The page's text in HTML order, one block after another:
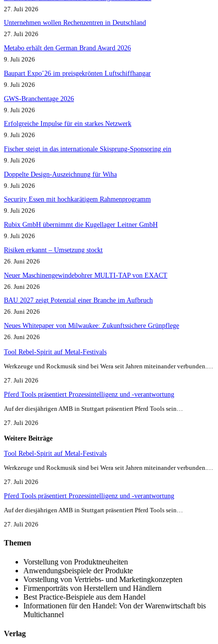
27. Juli 2026
Unternehmen wollen Rechenzentren in Deutschland
27. Juli 2026
Metabo erhält den German Brand Award 2026
9. Juli 2026
Baupart Expo’26 im preisgekrönten Luftschiffhangar
9. Juli 2026
GWS-Branchentage 2026
9. Juli 2026
Erfolgreiche Impulse für ein starkes Netzwerk
9. Juli 2026
Fischer steigt in das internationale Skisprung-Sponsoring ein
9. Juli 2026
Doppelte Design-Auszeichnung für Wiha
9. Juli 2026
Security Essen mit hochkarätigem Rahmenprogramm
9. Juli 2026
Rubix GmbH übernimmt die Kugellager Leitner GmbH
9. Juli 2026
Risiken erkannt – Umsetzung stockt
26. Juni 2026
Neuer Maschinengewindebohrer MULTI-TAP von EXACT
26. Juni 2026
BAU 2027 zeigt Potenzial einer Branche im Aufbruch​
26. Juni 2026
Neues Whitepaper von Milwaukee: Zukunftssichere Grünpflege
26. Juni 2026
Tool Rebel-Spirit auf Metal-Festivals
Werkzeuge und Rockmusik sind bei Wera seit Jahren miteinander verbunden.…
27. Juli 2026
Pferd Tools präsentiert Prozessintelligenz und -verantwortung
Auf der diesjährigen AMB in Stuttgart präsentiert Pferd Tools sein…
27. Juli 2026
Weitere Beiträge
Tool Rebel-Spirit auf Metal-Festivals
Werkzeuge und Rockmusik sind bei Wera seit Jahren miteinander verbunden.…
27. Juli 2026
Pferd Tools präsentiert Prozessintelligenz und -verantwortung
Auf der diesjährigen AMB in Stuttgart präsentiert Pferd Tools sein…
27. Juli 2026
Themen
Vorstellung von Produktneuheiten
Anwendungsbeispiele der Produkte
Vorstellung von Vertriebs- und Marketingkonzepten
Firmenporträts von Herstellern und Händlern
Best Practice-Beispiele aus dem Handel
Informationen für den Handel: Von der Warenwirtschaft bis
Multichannel
Verlag